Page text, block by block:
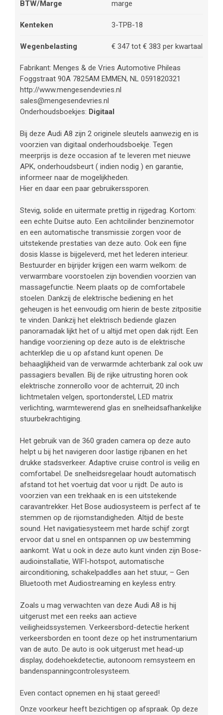
BTW/Marge marge
Kenteken 3-TPB-18
Wegenbelasting € 347 tot € 383 per kwartaal
Fabrikant: Menges & de Vries Automotive Phileas
Foggstraat 90A 7825AM EMMEN, NL 0591820321
http://www.mengesendevries.nl
sales@mengesendevries.nl
Onderhoudsboekjes: Digitaal
Bij deze Audi A8 zijn 2 originele sleutels aanwezig en is
voorzien van digitaal onderhoudsboekje. Tegen
meerprijs is deze occasion af te leveren met nieuwe
APK, onderhoudsbeurt ( indien nodig ) en garantie,
informeer naar de mogelijkheden.
Hier en daar een paar gebruikerssporen.
Stevig, solide en uitermate prettig in rijgedrag. Kortom:
een echte Duitse auto. Een achtcilinder benzinemotor
en een automatische transmissie zorgen voor de
uitstekende prestaties van deze auto. Ook een fijne
dosis klasse is bijgeleverd, met het lederen interieur.
Bestuurder en bijrijder krijgen een warm welkom: de
verwarmbare voorstoelen zijn bovendien voorzien van
massagefunctie. Neem plaats op de comfortabele
stoelen. Dankzij de elektrische bediening en het
geheugen is het eenvoudig om hierin de beste zitpositie
te vinden. Dankzij het elektrisch bediende glazen
panoramadak lijkt het of u altijd met open dak rijdt. Een
handige voorziening op deze auto is de elektrische
achterklep die u op afstand kunt openen. De
behaaglijkheid van de verwarmde achterbank zal ook uw
passagiers bevallen. Bij de rijke uitrusting horen ook
elektrische zonnerollo voor de achterruit, 20 inch
lichtmetalen velgen, sportonderstel, LED matrix
verlichting, warmtewerend glas en snelheidsafhankelijke
stuurbekrachtiging.
Het gebruik van de 360 graden camera op deze auto
helpt u bij het navigeren door lastige rijbanen en het
drukke stadsverkeer. Adaptive cruise control is veilig en
comfortabel. De snelheidsregelaar houdt automatisch
afstand tot het voertuig dat voor u rijdt. De auto is
voorzien van een trekhaak en is een uitstekende
caravantrekker. Het Bose audiosysteem is perfect af te
stemmen op de rijomstandigheden. Altijd de beste
sound. Het navigatiesysteem met harde schijf zorgt
ervoor dat u snel en ontspannen op uw bestemming
aankomt. Wat u ook in deze auto kunt vinden zijn Bose-
audioinstallatie, WIFI-hotspot, automatische
airconditioning, schakelpaddles aan het stuur, – Gen
Bluetooth met Audiostreaming en keyless entry.
Zoals u mag verwachten van deze Audi A8 is hij
uitgerust met een reeks aan actieve
veiligheidssystemen. Verkeersbord-detectie herkent
verkeersborden en toont deze op het instrumentarium
van de auto. De auto is ook uitgerust met head-up
display, dodehoekdetectie, autonoom remsysteem en
bandenspanningcontrolesysteem.
Even contact opnemen en hij staat gereed!
Onze voorkeur heeft bezichtigen op afspraak. Op deze